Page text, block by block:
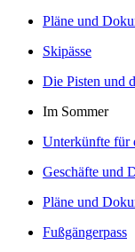
Pläne und
Skipässe
Die Pisten und
Im Sommer
Unterkünfte für
Geschäfte und
Pläne und
Fußgängerpass